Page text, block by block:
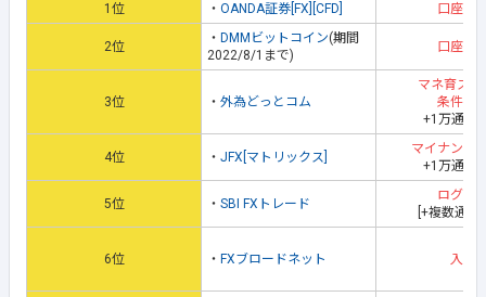
1位 ・ OANDA証券[FX][CFD] 口座開
2位
・ DMMビットコイン(期間
2022/8/1まで)
口座開
3位 ・ 外為どっとコム
マネ育スク
条件達
+1万通貨
4位 ・ JFX[マトリックス]
マイナンバ
+1万通貨
5位 ・ SBI FXトレード
ログイ
[+複数通貨
6位 ・ FXブロードネット 入金